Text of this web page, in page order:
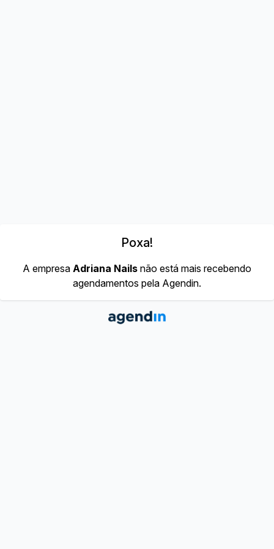
Poxa!
A empresa Adriana Nails não está mais recebendo
agendamentos pela Agendin.